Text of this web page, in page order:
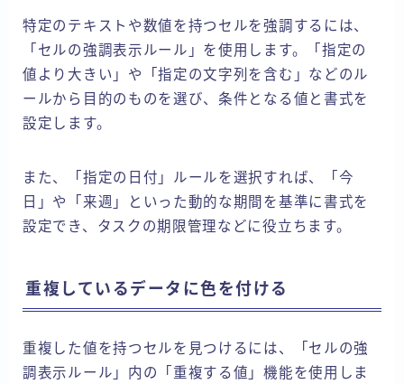
特定のテキストや数値を持つセルを強調するには、
「セルの強調表示ルール」を使用します。「指定の
値より大きい」や「指定の文字列を含む」などのル
ールから目的のものを選び、条件となる値と書式を
設定します。
また、「指定の日付」ルールを選択すれば、「今
日」や「来週」といった動的な期間を基準に書式を
設定でき、タスクの期限管理などに役立ちます。
重複しているデータに色を付ける
重複した値を持つセルを見つけるには、「セルの強
調表示ルール」内の「重複する値」機能を使用しま